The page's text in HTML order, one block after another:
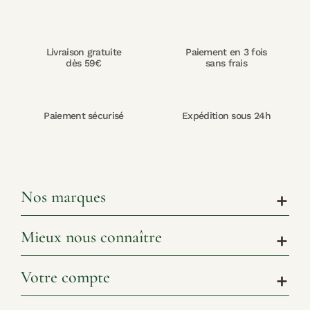
Livraison gratuite
dès 59€
Paiement en 3 fois
sans frais
Paiement sécurisé Expédition sous 24h
Nos marques add
Mieux nous connaître add
Votre compte add